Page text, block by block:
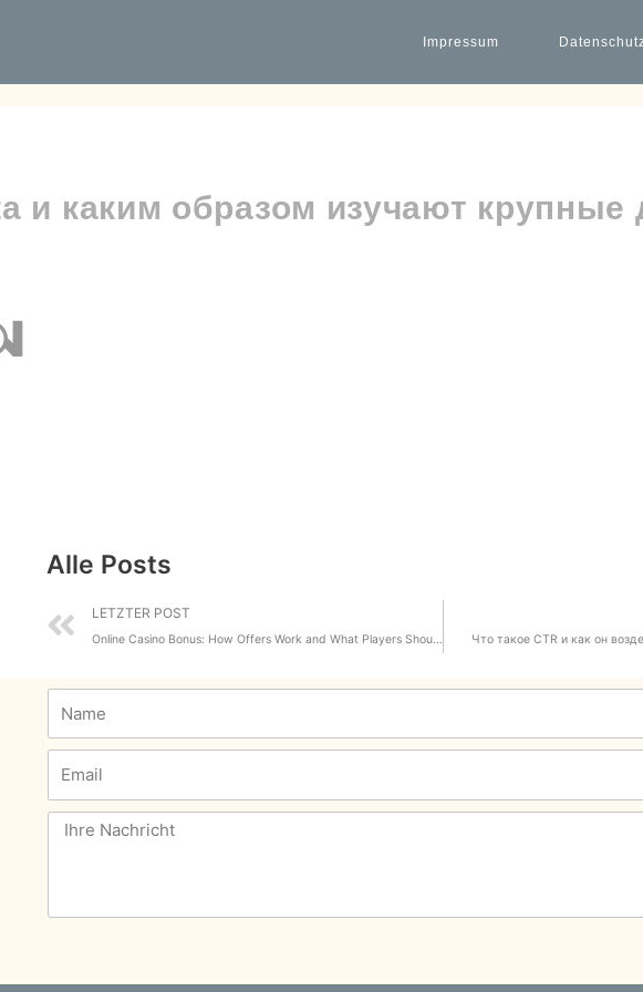
Impressum
и каким образом изучают крупные
Alle Posts
Prev
LETZTER POST
Online Casino Bonus: How Offers Work and What Players Should Learn Что такое CTR и как он
Message